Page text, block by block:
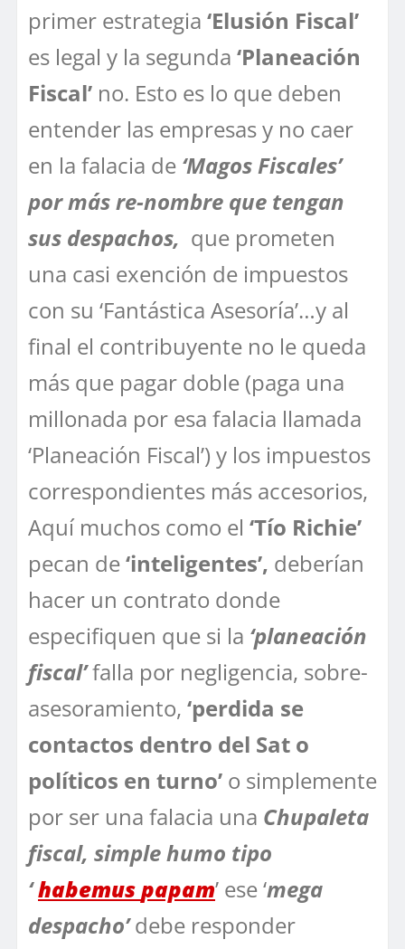
primer estrategia ‘Elusión Fiscal’
es legal y la segunda ‘Planeación
Fiscal’ no. Esto es lo que deben
entender las empresas y no caer
en la falacia de ‘Magos Fiscales’
por más re-nombre que tengan
sus despachos, que prometen
una casi exención de impuestos
con su ‘Fantástica Asesoría’…y al
final el contribuyente no le queda
más que pagar doble (paga una
millonada por esa falacia llamada
‘Planeación Fiscal’) y los impuestos
correspondientes más accesorios,
Aquí muchos como el ‘Tío Richie’
pecan de‘inteligentes’, deberían
hacer un contrato donde
especifiquen que si la ‘planeación
fiscal’falla por negligencia, sobre-
asesoramiento, ‘perdida se
contactos dentro del Sat o
políticos en turno’ o simplemente
por ser una falacia una Chupaleta
fiscal, simple humo tipo
‘habemuspapam’ ese ‘mega
despacho’debe responder